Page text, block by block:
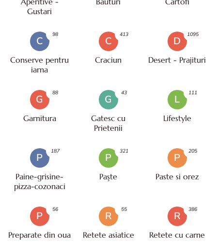
Gustari
C
Conserve pentru
iarna
98
C
Craciun
413
D
Desert - Prajituri
1095
G
Garnitura
88
G
Gatesc cu
Prietenii
43
L
Lifestyle
111
P
Paine-grisine-
pizza-cozonaci
187
P
Paşte
321
P
Paste si orez
205
P
Preparate din oua
56
R
Retete asiatice
55
R
Retete cu carne
386